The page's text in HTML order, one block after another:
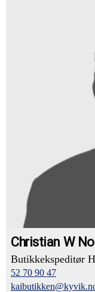
Christian W
Butikkekspeditør
52 70 90 47